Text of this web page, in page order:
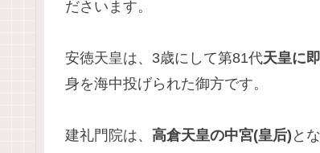
ださいます。
安徳天皇は、3歳にして第81代天皇に
身を海中投げられた御方です。
建礼門院は、 高倉天皇の中宮(皇后) と